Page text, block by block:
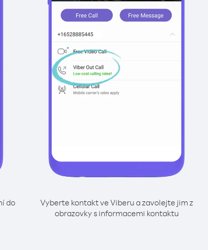
do
Vyberte kontakt ve Viberu a zavolejte jim z
obrazovky s informacemi kontaktu